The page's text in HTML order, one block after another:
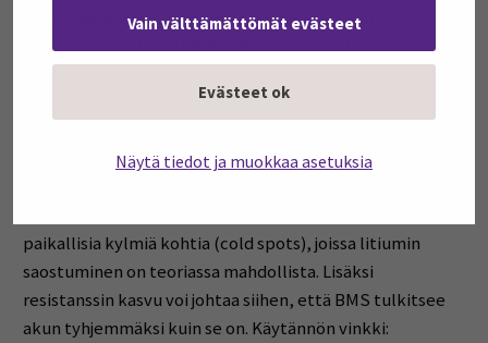
Vain välttämättömät evästeet
Evästeet ok
Näytä tiedot ja muokkaa asetuksia
suomalainen pakkanen. Pakkasessa akku toimii
huonommin juuri sillä hetkellä (resistanssi kasvaa,
latausvirtaa), mutta se ei välttämättä vanhene
paikallisia kylmiä kohtia (cold spots), joissa litiumin
saostuminen on teoriassa mahdollista. Lisäksi
resistanssin kasvu voi johtaa siihen, että BMS tulkitsee
akun tyhjemmäksi kuin se on. Käytännön vinkki: